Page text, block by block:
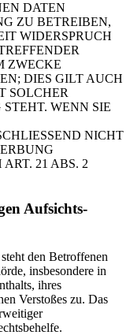
DATEN
ZU BETREIBEN,
WIDERSPRUCH
ZWECKE
DIES GILT AUCH
SOLCHER
WENN SIE
NICHT
21 ABS. 2
Aufsichts­
den Betroffenen
insbesondere in
ihres
Verstoßes zu. Das